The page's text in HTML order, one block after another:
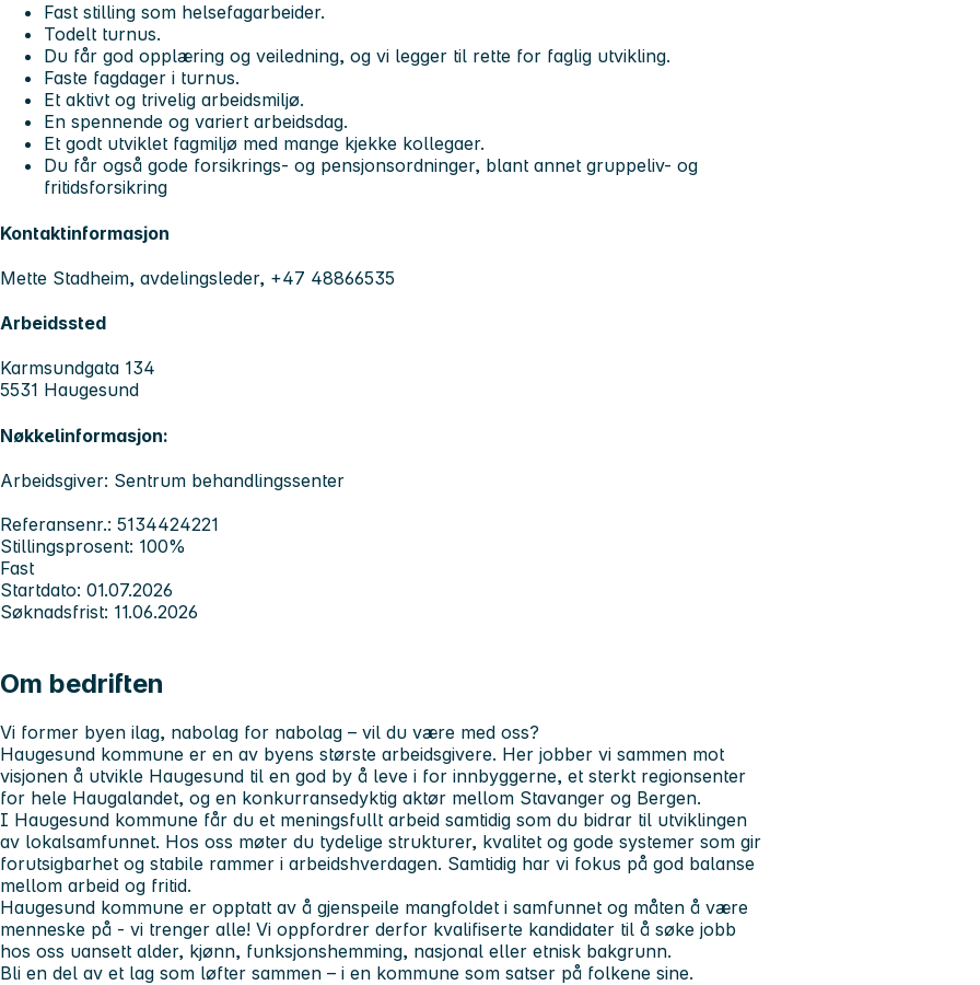
Fast stilling som helsefagarbeider.
Todelt turnus.
Du får god opplæring og veiledning, og vi legger til rette for faglig utvikling.
Faste fagdager i turnus.
Et aktivt og trivelig arbeidsmiljø.
En spennende og variert arbeidsdag.
Et godt utviklet fagmiljø med mange kjekke kollegaer.
Du får også gode forsikrings- og pensjonsordninger, blant annet gruppeliv- og
fritidsforsikring
Kontaktinformasjon
Mette Stadheim, avdelingsleder, +47 48866535
Arbeidssted
Karmsundgata 134
5531 Haugesund
Nøkkelinformasjon:
Arbeidsgiver: Sentrum behandlingssenter
Referansenr.: 5134424221
Stillingsprosent: 100%
Fast
Startdato: 01.07.2026
Søknadsfrist: 11.06.2026
Om bedriften
Vi former byen ilag, nabolag for nabolag – vil du være med oss?
Haugesund kommune er en av byens største arbeidsgivere. Her jobber vi sammen mot
visjonen å utvikle Haugesund til en god by å leve i for innbyggerne, et sterkt regionsenter
for hele Haugalandet, og en konkurransedyktig aktør mellom Stavanger og Bergen.
I Haugesund kommune får du et meningsfullt arbeid samtidig som du bidrar til utviklingen
av lokalsamfunnet. Hos oss møter du tydelige strukturer, kvalitet og gode systemer som gir
forutsigbarhet og stabile rammer i arbeidshverdagen. Samtidig har vi fokus på god balanse
mellom arbeid og fritid.
Haugesund kommune er opptatt av å gjenspeile mangfoldet i samfunnet og måten å være
menneske på - vi trenger alle! Vi oppfordrer derfor kvalifiserte kandidater til å søke jobb
hos oss uansett alder, kjønn, funksjonshemming, nasjonal eller etnisk bakgrunn.
Bli en del av et lag som løfter sammen – i en kommune som satser på folkene sine.